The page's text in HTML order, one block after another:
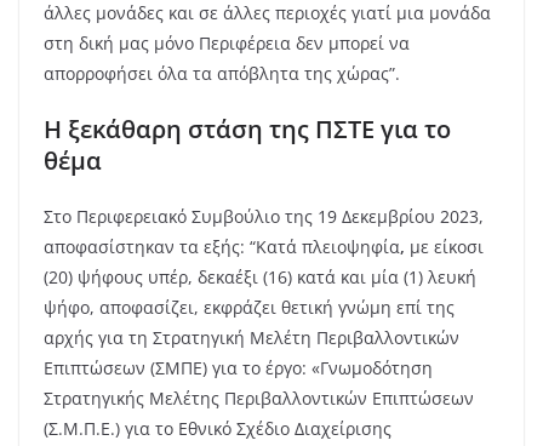
άλλες μονάδες και σε άλλες περιοχές γιατί μια μονάδα
στη δική μας μόνο Περιφέρεια δεν μπορεί να
απορροφήσει όλα τα απόβλητα της χώρας”.
Η ξεκάθαρη στάση της ΠΣΤΕ για το
θέμα
Στο Περιφερειακό Συμβούλιο της 19 Δεκεμβρίου 2023,
αποφασίστηκαν τα εξής: “Kατά πλειοψηφία, με είκοσι
(20) ψήφους υπέρ, δεκαέξι (16) κατά και μία (1) λευκή
ψήφο, αποφασίζει, εκφράζει θετική γνώμη επί της
αρχής για τη Στρατηγική Μελέτη Περιβαλλοντικών
Επιπτώσεων (ΣΜΠΕ) για το έργο: «Γνωμοδότηση
Στρατηγικής Μελέτης Περιβαλλοντικών Επιπτώσεων
(Σ.Μ.Π.Ε.) για το Εθνικό Σχέδιο Διαχείρισης